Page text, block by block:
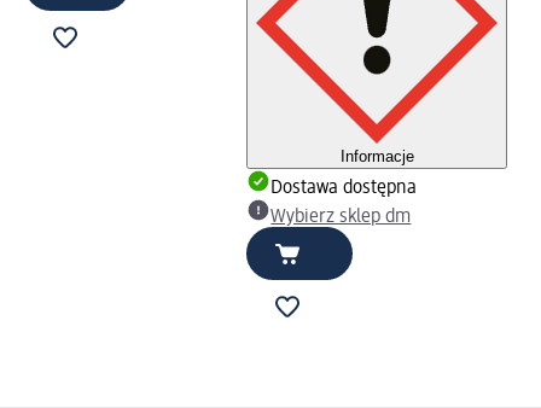
Informacje
Dostawa dostępna
Wybierz sklep dm